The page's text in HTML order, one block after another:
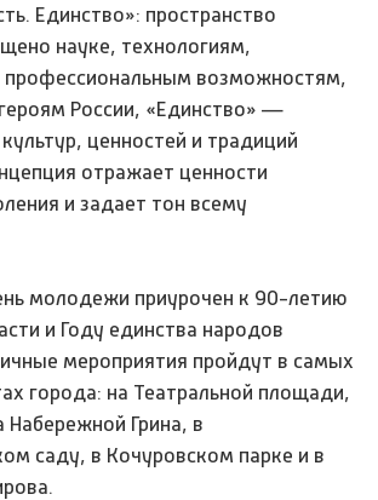
Единство»: пространство
науке, технологиям,
профессиональным возможностям,
России, «Единство» —
ценностей и традиций
отражает ценности
и задает тон всему
молодежи приурочен к 90-летию
и Году единства народов
мероприятия пройдут в самых
города: на Театральной площади,
Набережной Грина, в
саду, в Кочуровском парке и в